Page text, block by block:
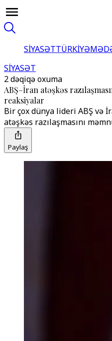
SİYASƏTTÜRKİYƏ
SİYASƏT
2 dəqiqə oxuma
ABŞ–İran atəşkəs
reaksiyalar
Bir çox dünya lideri ABŞ və
atəşkəs razılaşmasını
Paylaş